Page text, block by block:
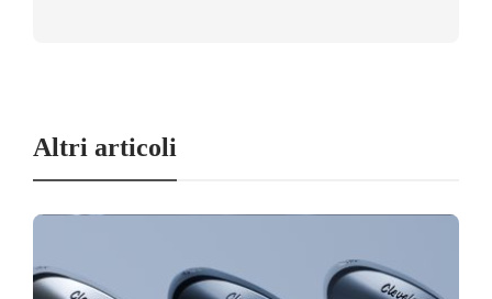
Altri articoli